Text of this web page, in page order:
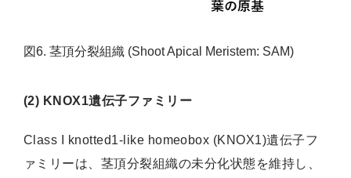
図6. 茎頂分裂組織 (Shoot Apical Meristem: SAM)
(2) KNOX1遺伝子ファミリー
Class I knotted1-like homeobox (KNOX1)遺伝子フ
ァミリーは、茎頂分裂組織の未分化状態を維持し、